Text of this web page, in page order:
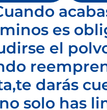
es
el
darás
solo has